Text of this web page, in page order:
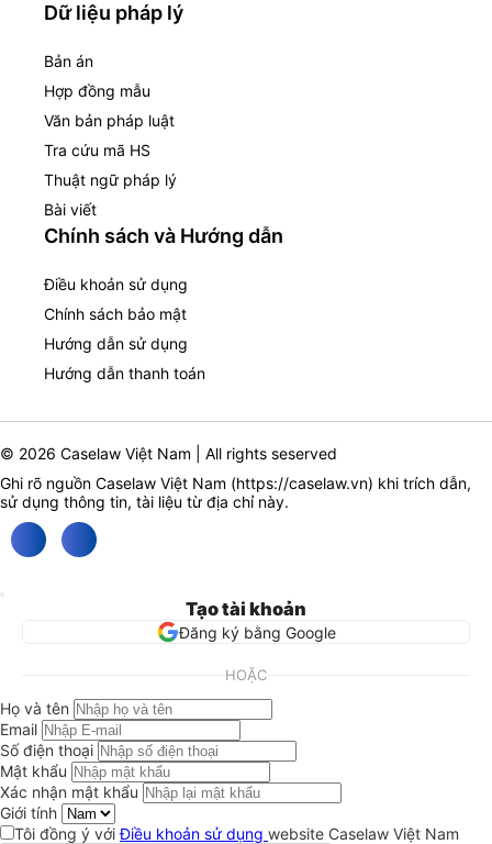
Dữ liệu pháp lý
Bản án
Hợp đồng mẫu
Văn bản pháp luật
Tra cứu mã HS
Thuật ngữ pháp lý
Bài viết
Chính sách và Hướng dẫn
Điều khoản sử dụng
Chính sách bảo mật
Hướng dẫn sử dụng
Hướng dẫn thanh toán
© 2026 Caselaw Việt Nam | All rights seserved
Ghi rõ nguồn Caselaw Việt Nam (https://caselaw.vn) khi trích dẫn,
sử dụng thông tin, tài liệu từ địa chỉ này.
Tạo tài khoản
Đăng ký bằng Google
HOẶC
Họ và tên
Email
Số điện thoại
Mật khẩu
Xác nhận mật khẩu
Giới tính
Tôi đồng ý vớiĐiều khoản sử dụng website Caselaw Việt Nam